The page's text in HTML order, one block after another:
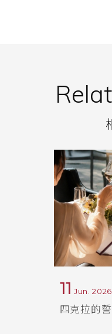
11 Jun. 2026